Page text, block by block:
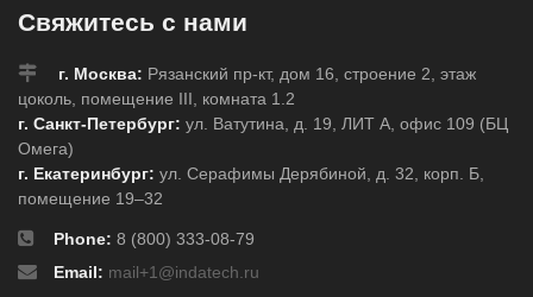
Свяжитесь с нами
г. Москва: Рязанский пр-кт, дом 16, строение 2, этаж
цоколь, помещение III, комната 1.2
г. Санкт-Петербург: ул. Ватутина, д. 19, ЛИТ А, офис 109 (БЦ
Омега)
г. Екатеринбург: ул. Серафимы Дерябиной, д. 32, корп. Б,
помещение 19–32
Phone: 8 (800) 333-08-79
Email: mail+1@indatech.ru